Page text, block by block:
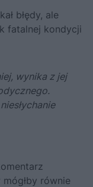
błędy, ale
fatalnej kondycji
wynika z jej
równie